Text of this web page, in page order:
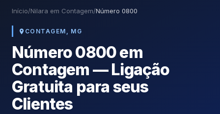
Início/Nilara em Contagem/Número 0800
CONTAGEM, MG
Número 0800 em
Contagem — Ligação
Gratuita para seus
Clientes